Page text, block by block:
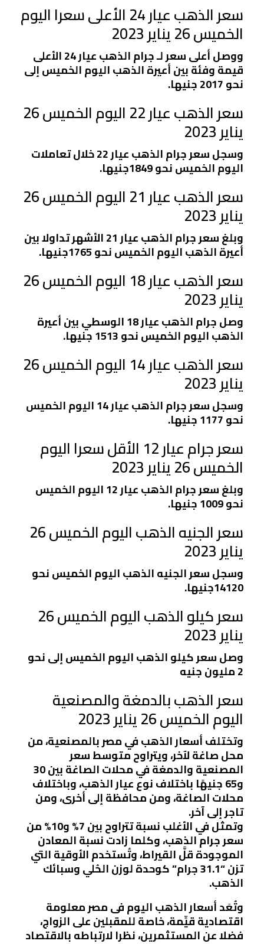
سعر الذهب عيار 24 الأعلى سعرا اليوم
الخميس 26 يناير 2023
ووصل أعلى سعر لـ جرام الذهب عيار 24 الأعلى
قيمة وفئة بين أعيرة الذهب اليوم الخميس إلى
نحو 2017 جنيها.
سعر الذهب عيار 22 اليوم الخميس 26
يناير 2023
وسجل سعر جرام الذهب عيار 22 خلال تعاملات
اليوم الخميس نحو 1849جنيها.
سعر الذهب عيار 21 اليوم الخميس 26
يناير 2023
وبلغ سعر جرام الذهب عيار 21 الأشهر تداولا بين
أعيرة الذهب اليوم الخميس نحو 1765جنيها.
سعر الذهب عيار 18 اليوم الخميس 26
يناير 2023
وصل جرام الذهب عيار 18 الوسطي بين أعيرة
الذهب اليوم الخميس نحو 1513 جنيها.
سعر الذهب عيار 14 اليوم الخميس 26
يناير 2023
وسجل سعر جرام الذهب عيار 14 اليوم الخميس
نحو 1177 جنيها.
سعر جرام عيار 12 الأقل سعرا اليوم
الخميس 26 يناير 2023
وبلغ سعر جرام الذهب عيار 12 اليوم الخميس
نحو 1009 جنيها.
سعر الجنيه الذهب اليوم الخميس 26
يناير 2023
وسجل سعر الجنيه الذهب اليوم الخميس نحو
14120جنيها.
سعر كيلو الذهب اليوم الخميس 26
يناير 2023
وصل سعر كيلو الذهب اليوم الخميس إلى نحو
2 مليون جنيه
سعر الذهب بالدمغة والمصنعية
اليوم الخميس 26 يناير 2023
وتختلف أسعار الذهب في مصر بالمصنعية، من
محل صاغة لآخر، ويتراوح متوسط سعر
المصنعية والدمغة في محلات الصاغة بين 30
و65 جنيهًا باختلاف نوع عيار الذهب، وباختلاف
محلات الصاغة، ومن محافظة إلى أخرى، ومن
تاجر إلى آخر.
وتمثل في الأغلب نسبة تتراوح بين 7% و10% من
سعر جرام الذهب، وكلما زادت نسبة المعادن
الموجودة قلَّ القيراط، وتُستخدم الأوقية التي
تزن “31.1 جرام” كوحدة لوزن الحُلي وسبائك
الذهب.
وتُعَد أسعار الذهب اليوم فى مصر معلومة
اقتصادية قيِّمة، خاصة للمقبلين على الزواج،
فضلا عن المستثمرين، نظرا لارتباطه بالاقتصاد